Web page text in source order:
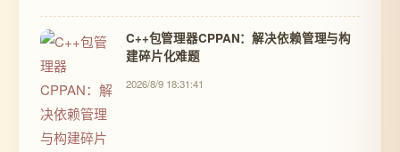
C++包管理器CPPAN：解决依赖管理与构
建碎片化难题
2026/8/9 18:31:41